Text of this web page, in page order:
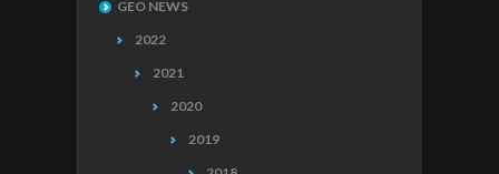
GEO NEWS
2022
2021
2020
2019